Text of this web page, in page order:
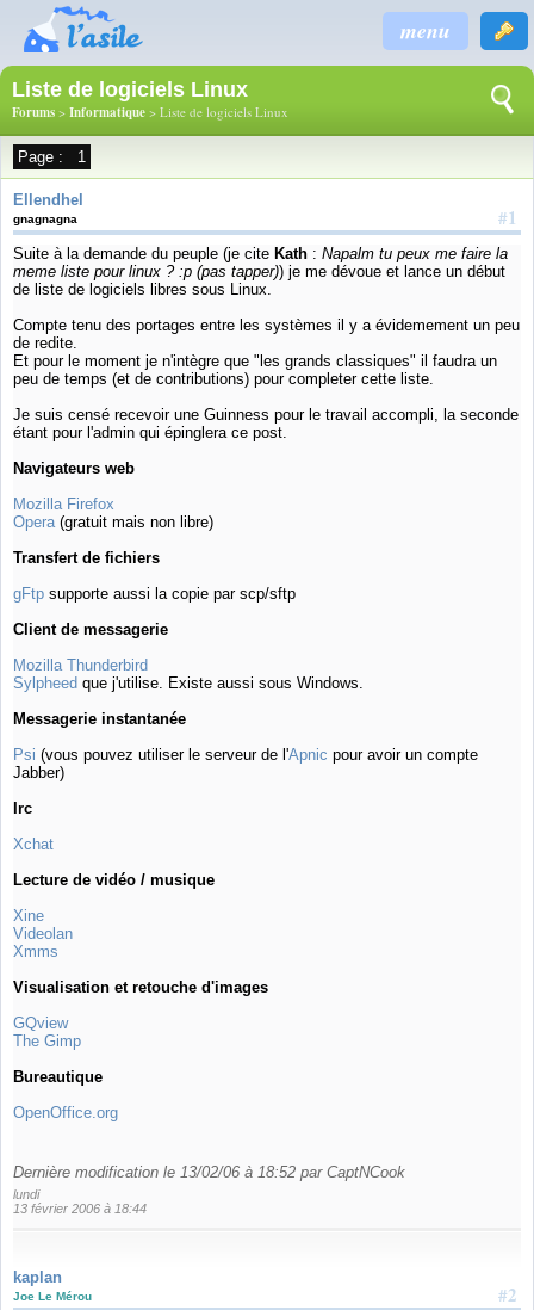
menu
Liste de logiciels Linux
Forums > Informatique > Liste de logiciels Linux
Page : 1
Ellendhel
#1
gnagnagna
Suite à la demande du peuple (je cite Kath : Napalm tu peux me faire la
meme liste pour linux ? :p (pas tapper)) je me dévoue et lance un début
de liste de logiciels libres sous Linux.
Compte tenu des portages entre les systèmes il y a évidemement un peu
de redite.
Et pour le moment je n'intègre que "les grands classiques" il faudra un
peu de temps (et de contributions) pour completer cette liste.
Je suis censé recevoir une Guinness pour le travail accompli, la seconde
étant pour l'admin qui épinglera ce post.
Navigateurs web
Mozilla Firefox
Opera(gratuit mais non libre)
Transfert de fichiers
gFtp supporte aussi la copie par scp/sftp
Client de messagerie
Mozilla Thunderbird
Sylpheed que j'utilise. Existe aussi sous Windows.
Messagerie instantanée
Psi (vous pouvez utiliser le serveur de l'Apnic pour avoir un compte
Jabber)
Irc
Xchat
Lecture de vidéo / musique
Xine
Videolan
Xmms
Visualisation et retouche d'images
GQview
The Gimp
Bureautique
OpenOffice.org
Dernière modification le 13/02/06 à 18:52 par CaptNCook
lundi
13 février 2006 à 18:44
kaplan
#2
Joe Le Mérou